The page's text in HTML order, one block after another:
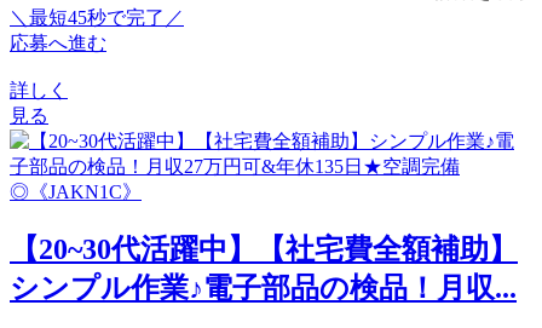
＼最短45秒で完了／
応募へ進む
詳しく
見る
【20~30代活躍中】【社宅費全額補助】
シンプル作業♪電子部品の検品！月収...